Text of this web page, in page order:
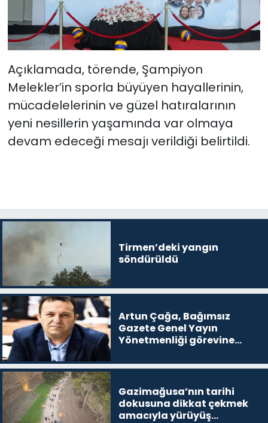
Açıklamada, törende, Şampiyon
Melekler’in sporla büyüyen hayallerinin,
mücadelelerinin ve güzel hatıralarının
yeni nesillerin yaşamında var olmaya
devam edeceği mesajı verildiği belirtildi.
Tirmen’deki yangın
söndürüldü
Artun Çağa, Bağımsız
Gazete Genel Yayın
Yönetmenliği görevine
Gazimağusa’nın tarihi
dokusuna dikkat çekmek
amacıyla yürüyüş